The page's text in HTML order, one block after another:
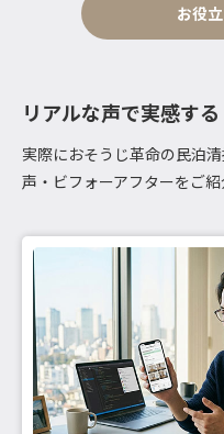
お役
リアルな声で実感する
実際におそうじ革命の民泊
声・ビフォーアフターをご紹